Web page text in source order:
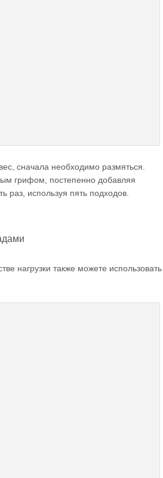
сначала необходимо размяться.
грифом, постепенно добавляя
раз, используя пять подходов.
нагрузки также можете использовать